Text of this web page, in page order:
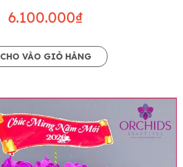
6.100.000₫
CHO VÀO GIỎ HÀNG